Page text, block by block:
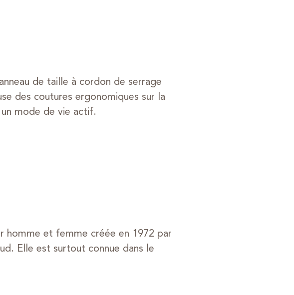
de taille à cordon de serrage
des coutures ergonomiques sur la
mode de vie actif.
homme et femme créée en 1972 par
Elle est surtout connue dans le